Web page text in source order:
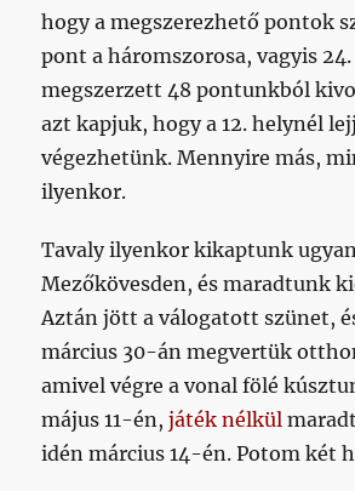
hogy a megszerezhető pontok
pont a háromszorosa, vagyis
megszerzett 48 pontunkból
azt kapjuk, hogy a 12. helynél
végezhetünk. Mennyire más,
ilyenkor.
Tavaly ilyenkor kikaptunk
Mezőkövesden, és maradtunk
Aztán jött a válogatott szünet,
március 30-án megvertük
amivel végre a vonal fölé
május 11-én,játék nélkül
idén március 14-én. Potom két